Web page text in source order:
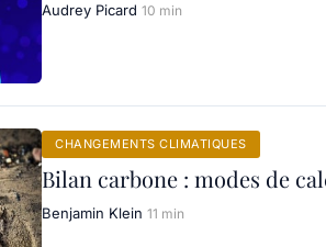
Audrey Picard 10 min
CHANGEMENTS CLIMATIQUES
Bilan carbone : modes de
Benjamin Klein 11 min